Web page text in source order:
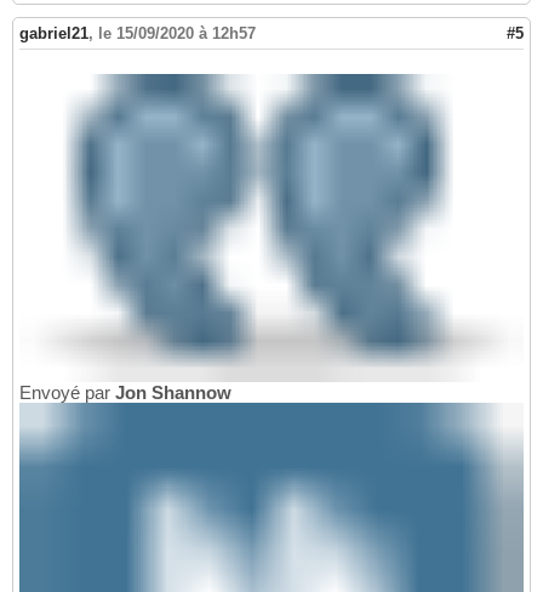
gabriel21, le 15/09/2020 à 12h57 #5
Envoyé par Jon Shannow